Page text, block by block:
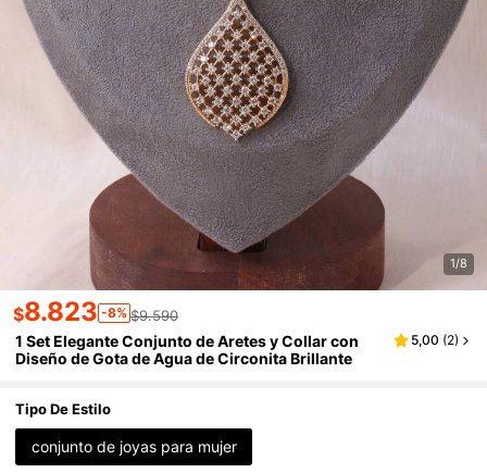
1/8
$8.823 -8% $9.590
1 Set Elegante Conjunto de Aretes y Collar con
Diseño de Gota de Agua de Circonita Brillante
5,00 (2)
Tipo De Estilo
conjunto de joyas para mujer